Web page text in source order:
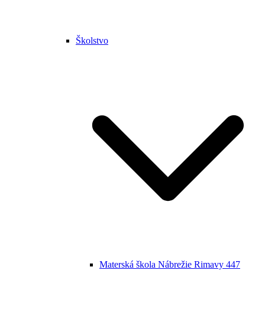
Školstvo
Materská škola Nábrežie Rimavy 447